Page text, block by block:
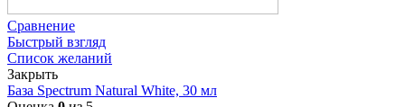
Сравнение
Быстрый взгляд
Список желаний
Закрыть
База Spectrum Natural White, 30 мл